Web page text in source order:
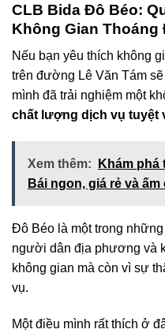
CLB Bida Đô Béo:
Không Gian Thoáng
Nếu bạn yêu thích không
trên đường Lê Văn Tám
mình đã trải nghiệm một
chất lượng dịch vụ tuyệt
Xem thêm:
Khám phá
Bái ngon, giá rẻ và ấm
Đô Béo là một trong
người dân địa phương và
không gian mà còn vì sự
vụ.
Một điều mình rất thích ở